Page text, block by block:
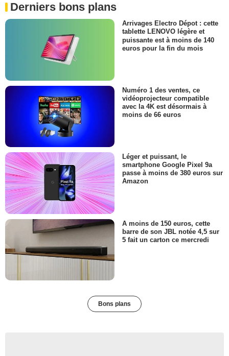
Derniers bons plans
Arrivages Electro Dépot : cette
tablette LENOVO légère et
puissante est à moins de 140
euros pour la fin du mois
Numéro 1 des ventes, ce
vidéoprojecteur compatible
avec la 4K est désormais à
moins de 66 euros
Léger et puissant, le
smartphone Google Pixel 9a
passe à moins de 380 euros sur
Amazon
A moins de 150 euros, cette
barre de son JBL notée 4,5 sur
5 fait un carton ce mercredi
Bons plans